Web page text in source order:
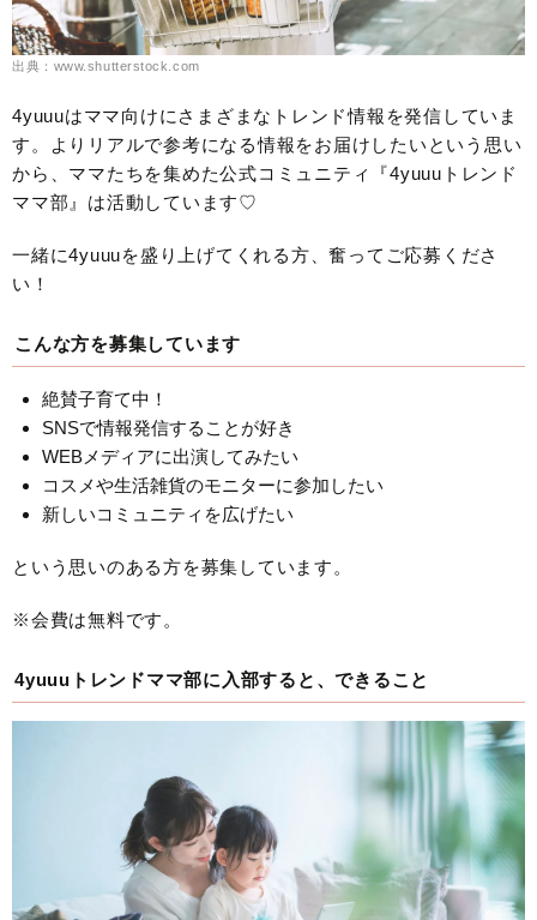
出典：www.shutterstock.com
4yuuuはママ向けにさまざまなトレンド情報を発信していま
す。よりリアルで参考になる情報をお届けしたいという思い
から、ママたちを集めた公式コミュニティ『4yuuuトレンド
ママ部』は活動しています♡
一緒に4yuuuを盛り上げてくれる方、奮ってご応募くださ
い！
こんな方を募集しています
絶賛子育て中！
SNSで情報発信することが好き
WEBメディアに出演してみたい
コスメや生活雑貨のモニターに参加したい
新しいコミュニティを広げたい
という思いのある方を募集しています。
※会費は無料です。
4yuuuトレンドママ部に入部すると、できること